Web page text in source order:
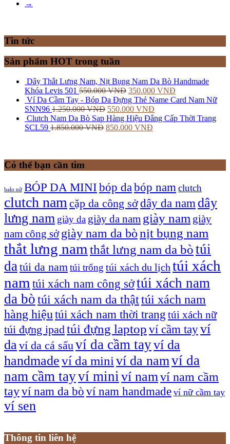
→
Tin tức
Sản phẩm HOT trong tuần
Dây Thắt Lưng Nam, Nịt Bụng Nam Da Bò Handmade
Khóa Levis 501 550.000VNĐ 350.000 VNĐ
Ví Da Cầm Tay - Bóp Da Đựng Thẻ Name Card Nam Nữ
SNN96 1.250.000VNĐ 550.000 VNĐ
Clutch Nam Da Bò Sap Hàng Hiệu Đẳng Cấp Thời Trang
SCL59 1.850.000VNĐ 850.000 VNĐ
Có thể bạn cần tìm
balo nữ BÓP DA MINI bóp da bóp nam clutch
clutch nam cặp da công sởdây da nam dây
lưng nam giày da giày da nam giày nam giày
nam công sở giày nam da bònịt bụng nam
thắt lưng nam thắt lưng nam da bòtúi
da túi da nam túi trống túi xách du lịch túi xách
nam túi xách nam công sởtúi xách nam
da bòtúi xách nam da thậttúi xách nam
hàng hiệu túi xách nam thời trang túi xách nữ
túi đựng ipad túi đựng laptop ví cầm tayví
da ví da cá sấu ví da cầm tayví da
handmadeví da mini ví da namví da
nam cầm tayví mini ví namví nam cầm
tayví nam da bò ví nam handmade ví nữ cầm tay
ví sen
Thông tin liên hệ